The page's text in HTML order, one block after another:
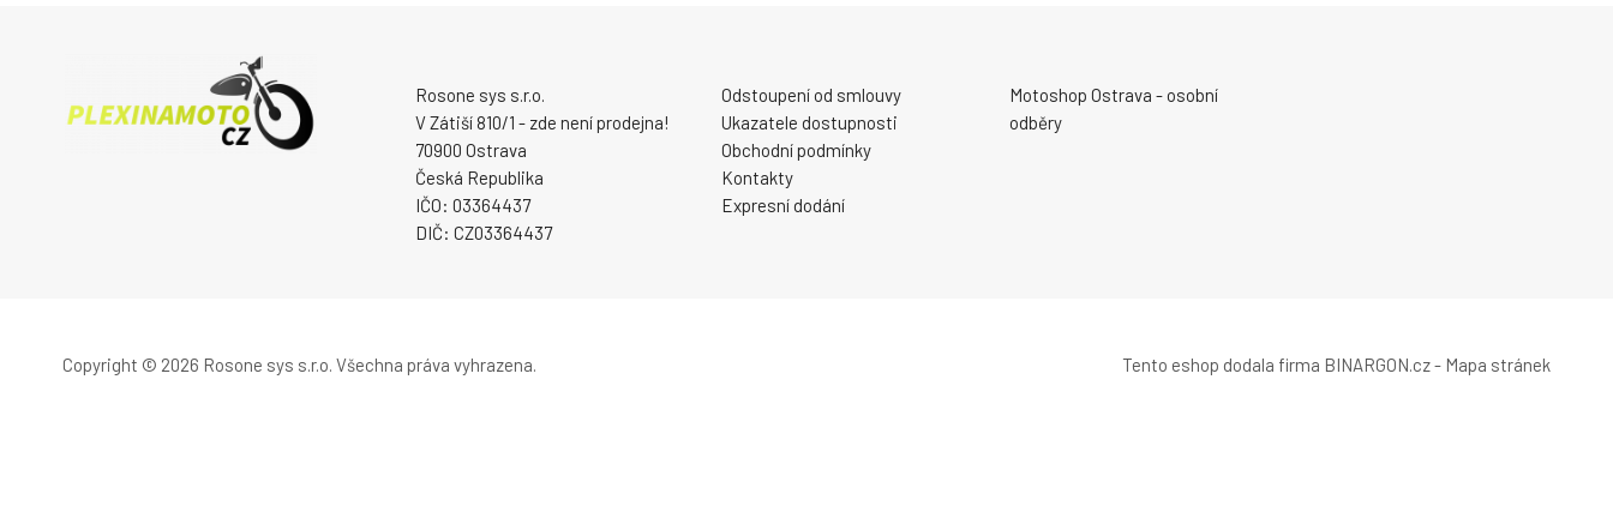
Rosone sys s.r.o.
V Zátiší 810/1 - zde není prodejna!
70900 Ostrava
Česká Republika
IČO: 03364437
DIČ: CZ03364437
Odstoupení od smlouvy
Ukazatele dostupnosti
Obchodní podmínky
Kontakty
Expresní dodání
Motoshop Ostrava - osobní
odběry
Copyright © 2026 Rosone sys s.r.o. Všechna práva vyhrazena. Tento eshop dodala firma BINARGON.cz- Mapa stránek